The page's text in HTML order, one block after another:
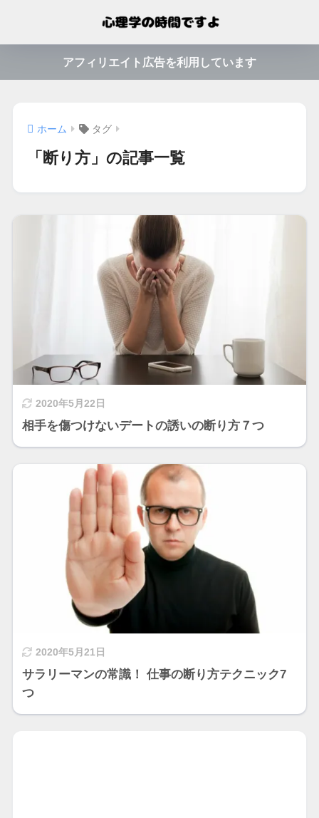
アフィリエイト広告を利用しています
ホーム タグ
「断り方」の記事一覧
2020年5月22日
相手を傷つけないデートの誘いの断り方７つ
2020年5月21日
サラリーマンの常識！ 仕事の断り方テクニック7
つ